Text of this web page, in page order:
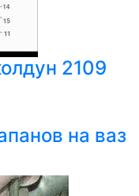
2109
на ваз